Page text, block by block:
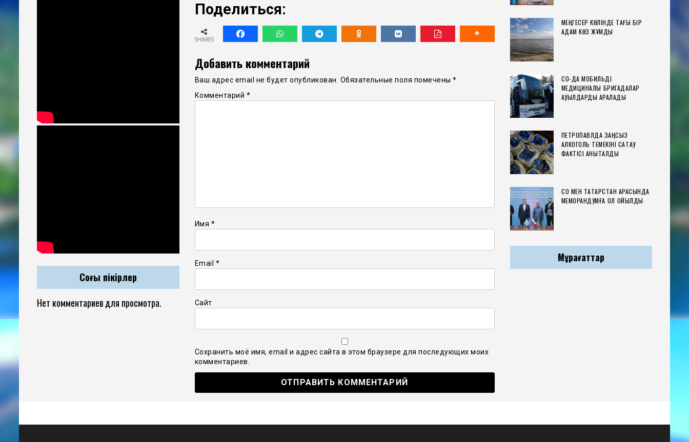
Поделиться:
SHARES
Добавить комментарий
Ваш адрес email не будет опубликован. Обязательные поля помечены *
Комментарий *
Имя *
Email *
Сайт
Сохранить моё имя, email и адрес сайта в этом браузере для последующих моих
комментариев.
Соңғы пікірлер
Нет комментариев для просмотра.
МЕҢГЕСЕР КӨЛІНДЕ ТАҒЫ БІР
АДАМ КӨЗ ЖҰМДЫ
СҚО-ДА МОБИЛЬДІ
МЕДИЦИНАЛЫҚ БРИГАДАЛАР
АУЫЛДАРДЫ АРАЛАДЫ
ПЕТРОПАВЛДА ЗАҢСЫЗ
АЛКОГОЛЬ ТЕМЕКІНІ САҚТАУ
ФАКТІСІ АНЫҚТАЛДЫ
СҚО МЕН ТАТАРСТАН АРАСЫНДА
МЕМОРАНДУМҒА ҚОЛ ҚОЙЫЛДЫ
Мұрағаттар